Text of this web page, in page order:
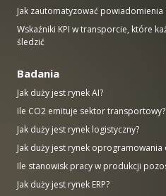
Jak zautomatyzować powiadomienia
Wskaźniki KPI w transporcie, które
śledzić
Badania
Jak duży jest rynek AI?
Ile CO2 emituje sektor transportowy?
Jak duży jest rynek logistyczny?
Jak duży jest rynek
Ile stanowisk pracy w produkcji
Jak duży jest rynek ERP?